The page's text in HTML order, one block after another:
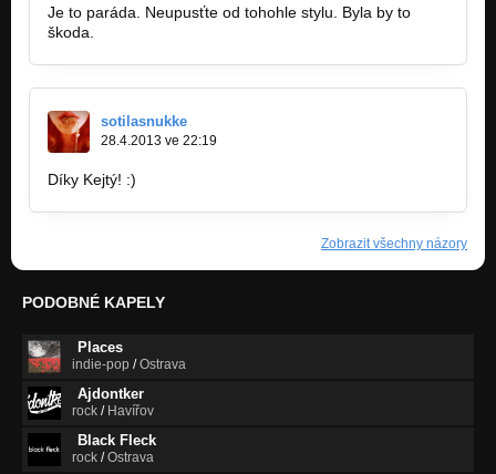
Je to paráda. Neupusťte od tohohle stylu. Byla by to
škoda.
sotilasnukke
28.4.2013 ve 22:19
Díky Kejtý! :)
Zobrazit všechny názory
PODOBNÉ KAPELY
Places
indie-pop /Ostrava
Ajdontker
rock / Havířov
Black Fleck
rock /Ostrava